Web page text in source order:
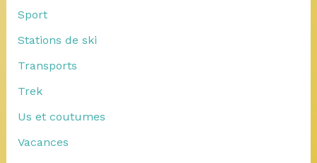
Sport
Stations de ski
Transports
Trek
Us et coutumes
Vacances